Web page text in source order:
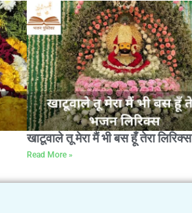
खाटूवाले तू मेरा मैं भी बस हूँ तेरा लिरिक्स
Read More »